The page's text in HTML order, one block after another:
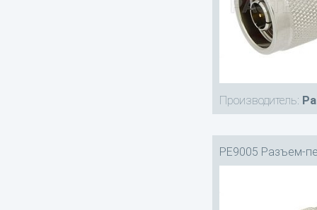
Производитель:
PE9005 Разъем-